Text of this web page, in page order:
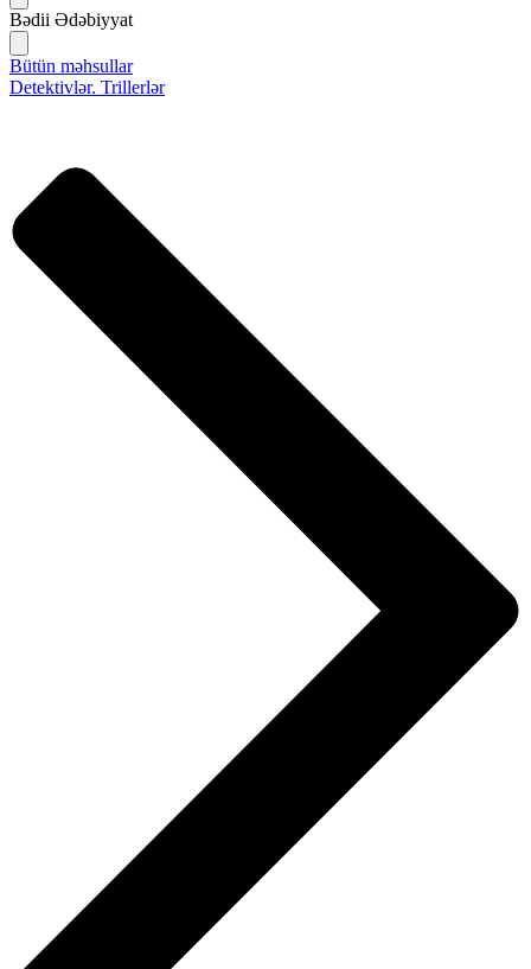
Bədii Ədəbiyyat
Bütün məhsullar
Detektivlər. Trillerlər